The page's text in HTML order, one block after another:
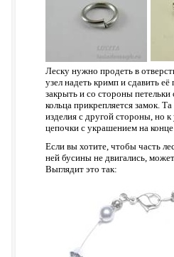
Леску нужно продеть в
узел надеть кримп и сдавить
закрыть и со стороны
кольца прикрепляется замок.
изделия с другой стороны, но
цепочки с украшением на
Если вы хотите, чтобы часть
ней бусины не двигались,
Выглядит это так: